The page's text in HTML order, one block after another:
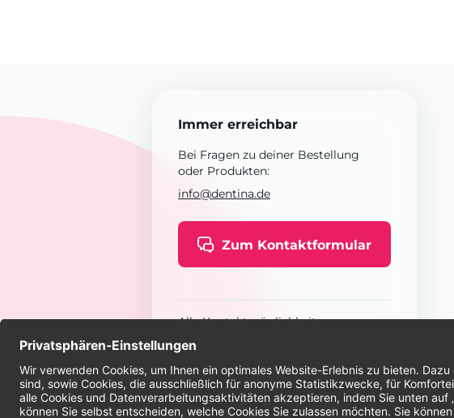
Immer erreichbar
Bei Fragen zu deiner Bestellung
oder Produkten:
info@dentina.de
Zum Kontaktformular
Alle Kontaktmöglichkeiten